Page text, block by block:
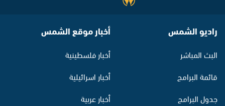
راديو الشمس
البث المباشر
قائمة البرامج
جدول البرامج
أخبار موقع الشمس
أخبار فلسطينية
أخبار اسرائيلية
أخبار عربية